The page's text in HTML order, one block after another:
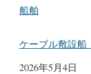
関連理由
船舶
ケーブル敷設船
日付
2026年5月4日